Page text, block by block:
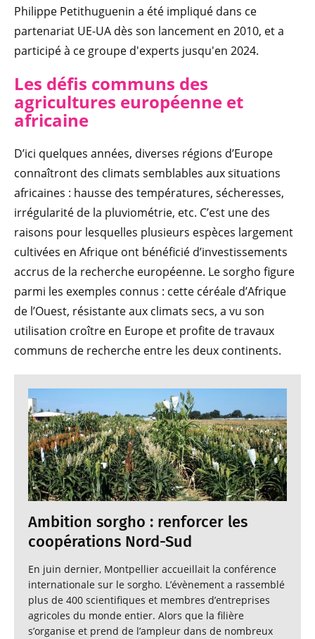
Philippe Petithuguenin a été impliqué dans ce
partenariat UE-UA dès son lancement en 2010, et a
participé à ce groupe d'experts jusqu'en 2024.
Les défis communs des
agricultures européenne et
africaine
D’ici quelques années, diverses régions d’Europe
connaîtront des climats semblables aux situations
africaines : hausse des températures, sécheresses,
irrégularité de la pluviométrie, etc. C’est une des
raisons pour lesquelles plusieurs espèces largement
cultivées en Afrique ont bénéficié d’investissements
accrus de la recherche européenne. Le sorgho figure
parmi les exemples connus : cette céréale d’Afrique
de l’Ouest, résistante aux climats secs, a vu son
utilisation croître en Europe et profite de travaux
communs de recherche entre les deux continents.
Ambition sorgho : renforcer les
coopérations Nord-Sud
En juin dernier, Montpellier accueillait la conférence
internationale sur le sorgho. L’évènement a rassemblé
plus de 400 scientifiques et membres d’entreprises
agricoles du monde entier. Alors que la filière
s’organise et prend de l’ampleur dans de nombreux